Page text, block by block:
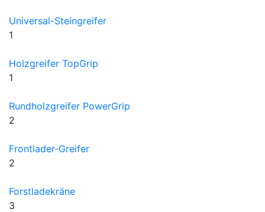
Universal-Steingreifer
1
Holzgreifer TopGrip
1
Rundholzgreifer PowerGrip
2
Frontlader-Greifer
2
Forstladekräne
3